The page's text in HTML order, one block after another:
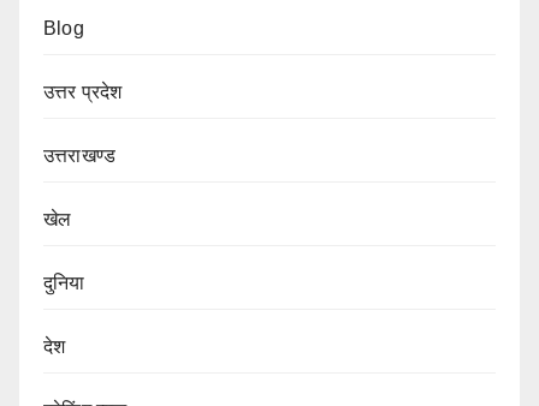
Blog
उत्तर प्रदेश
उत्तराखण्ड
खेल
दुनिया
देश